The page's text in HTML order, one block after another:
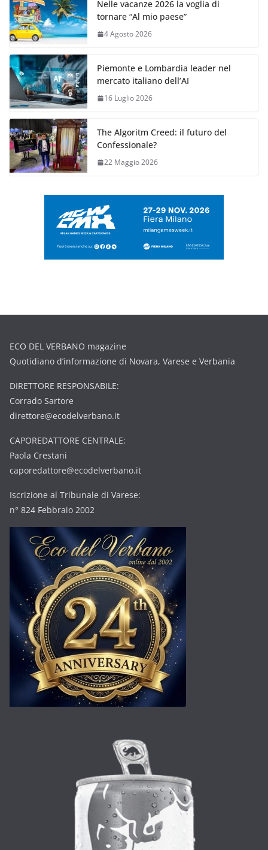
Nelle vacanze 2026 la voglia di
tornare “Al mio paese”
4 Agosto 2026
Piemonte e Lombardia leader nel
mercato italiano dell’AI
16 Luglio 2026
The Algoritm Creed: il futuro del
Confessionale?
22 Maggio 2026
ECO DEL VERBANO magazine
Quotidiano d’informazione di Novara, Varese e Verbania
DIRETTORE RESPONSABILE:
Corrado Sartore
direttore@ecodelverbano.it
CAPOREDATTORE CENTRALE:
Paola Crestani
caporedattore@ecodelverbano.it
Iscrizione al Tribunale di Varese:
n° 824 Febbraio 2002